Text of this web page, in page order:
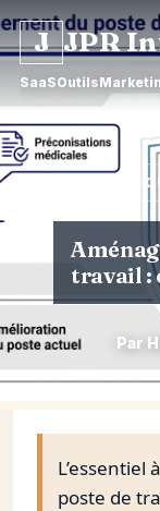
J JPR
SaaSOutils
travail :
Par
L’essentiel
poste de